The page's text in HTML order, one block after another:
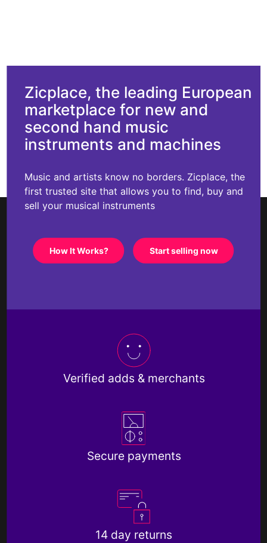
Zicplace, the leading European
marketplace for new and
second hand music
instruments and machines
Music and artists know no borders. Zicplace, the
first trusted site that allows you to find, buy and
sell your musical instruments
How It Works? Start selling now
Verified adds & merchants
Secure payments
14 day returns